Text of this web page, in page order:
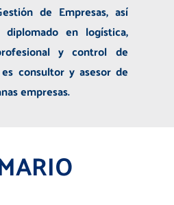
de Empresas, así
en logística,
y control de
consultor y asesor de
empresas.